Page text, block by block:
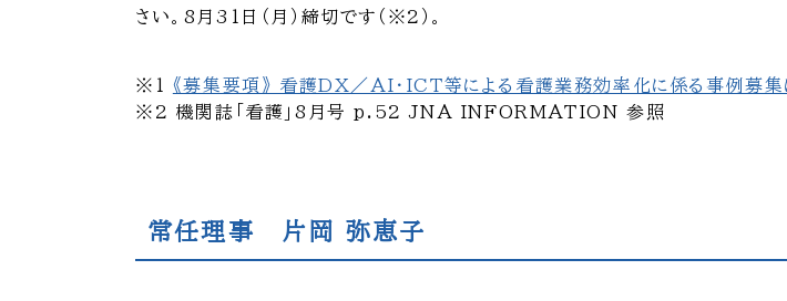
さい。8月31日（月）締切です（※2）。
※1 《募集要項》 看護DX／AI・ICT等による看護業務効率化に係る事例募集
※2 機関誌「看護」8月号 p.52 JNA INFORMATION 参照
常任理事 片岡 弥恵子